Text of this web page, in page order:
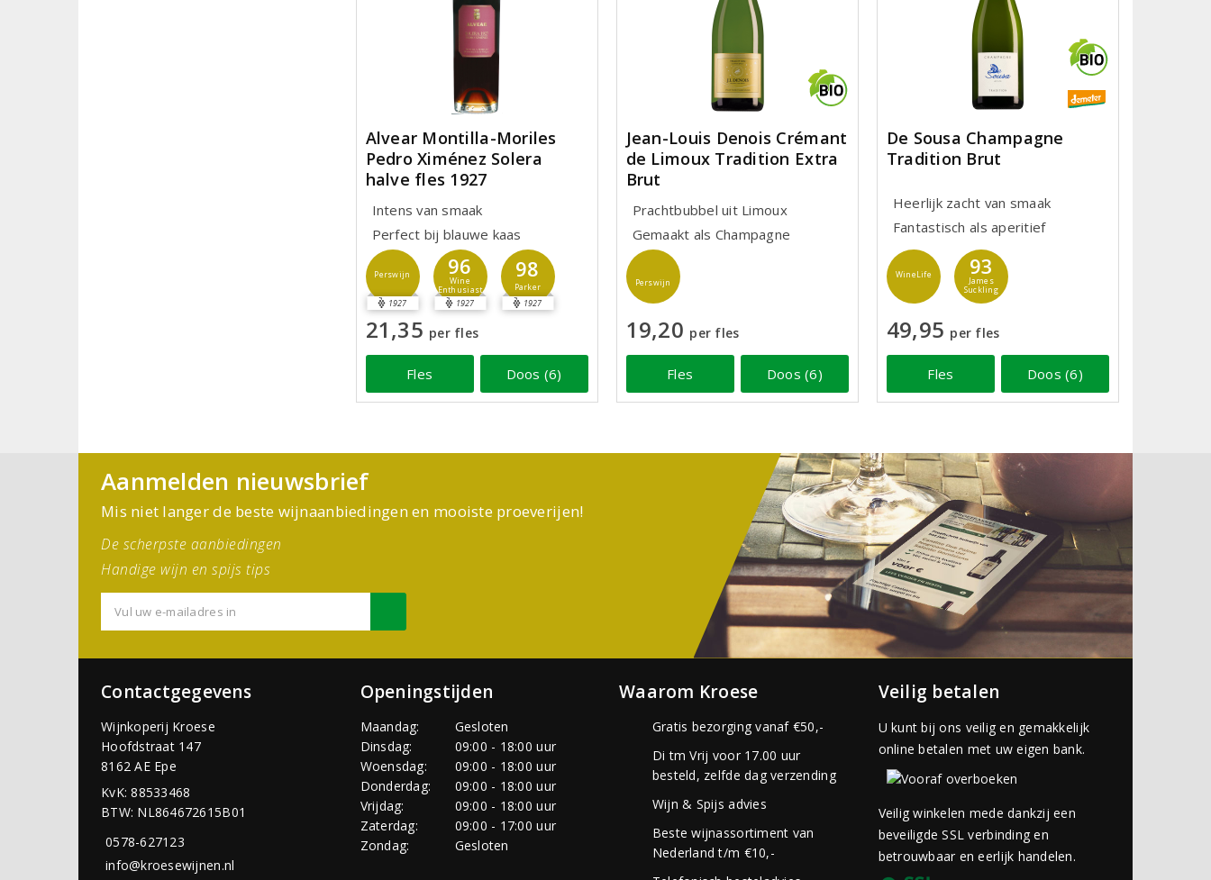
Alvear Montilla-Moriles
Pedro Ximénez Solera
halve fles 1927
Intens van smaak
Perfect bij blauwe kaas
Perswijn
1927
96
Wine
Enthusiast
1927
98
Parker
1927
21,35 per fles
Fles Doos (6)
Jean-Louis Denois Crémant
de Limoux Tradition Extra
Brut
Prachtbubbel uit Limoux
Gemaakt als Champagne
Perswijn
19,20 per fles
Fles Doos (6)
De Sousa Champagne
Tradition Brut
Heerlijk zacht van smaak
Fantastisch als aperitief
WineLife 93
James
Suckling
49,95 per fles
Fles Doos (6)
Aanmelden nieuwsbrief
Mis niet langer de beste wijnaanbiedingen en mooiste proeverijen!
De scherpste aanbiedingen
Handige wijn en spijs tips
Contactgegevens
Wijnkoperij Kroese
Hoofdstraat 147
8162 AE Epe
KvK: 88533468
BTW: NL864672615B01
0578-627123
info@kroesewijnen.nl
Openingstijden
Maandag:
Gesloten
Dinsdag:
09:00 - 18:00 uur
Woensdag:
09:00 - 18:00 uur
Donderdag:
09:00 - 18:00 uur
Vrijdag:
09:00 - 18:00 uur
Zaterdag:
09:00 - 17:00 uur
Zondag:
Gesloten
Waarom Kroese
Gratis bezorging vanaf €50,-
Di tm Vrij voor 17.00 uur
besteld, zelfde dag verzending
Wijn & Spijs advies
Beste wijnassortiment van
Nederland t/m €10,-
Veilig betalen
U kunt bij ons veilig en gemakkelijk
online betalen met uw eigen bank.
Veilig winkelen mede dankzij een
beveiligde SSL verbinding en
betrouwbaar en eerlijk handelen.